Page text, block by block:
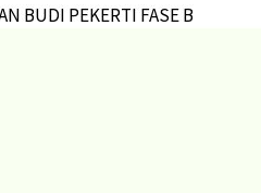
BUDI PEKERTI FASE B